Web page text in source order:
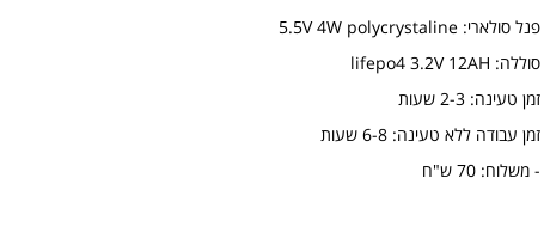
פנל סולארי: 5.5V 4W polycrystaline
סוללה: lifepo4 3.2V 12AH
זמן טעינה: 2-3 שעות
זמן עבודה ללא טעינה: 6-8 שעות
​- משלוח: 70 ש"ח